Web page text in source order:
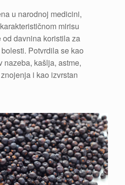
u narodnoj medicini,
mirisu
od davnina koristila za
Potvrdila se kao
nazeba, kašlja, astme,
i kao izvrstan